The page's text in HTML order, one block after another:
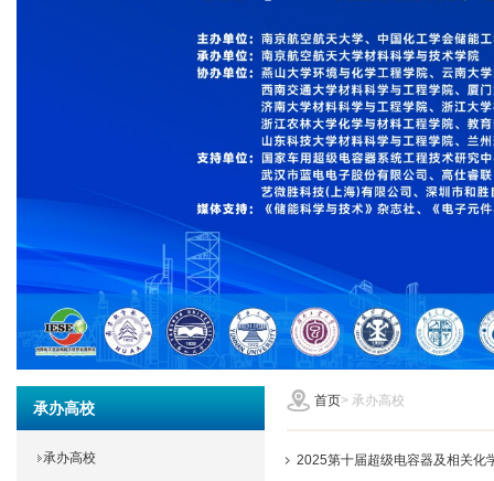
首页> 承办高校
承办高校
承办高校 2025第十届超级电容器及相关化